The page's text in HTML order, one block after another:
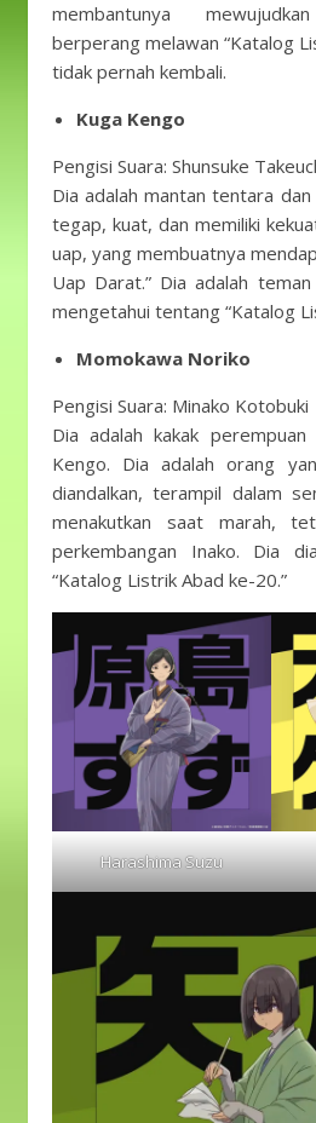
membantunya
berperang melawan “Katalog
tidak pernah kembali.
Kuga Kengo
Pengisi Suara: Shunsuke
Dia adalah mantan tentara
tegap, kuat, dan memiliki
uap, yang membuatnya
Uap Darat.” Dia adalah
mengetahui tentang “Katalog
Momokawa Noriko
Pengisi Suara: Minako Kotobuki
Dia adalah kakak
Kengo. Dia adalah orang
diandalkan, terampil dalam
menakutkan saat marah,
perkembangan Inako. Dia
“Katalog Listrik Abad ke-20.”
Harashima Suzu